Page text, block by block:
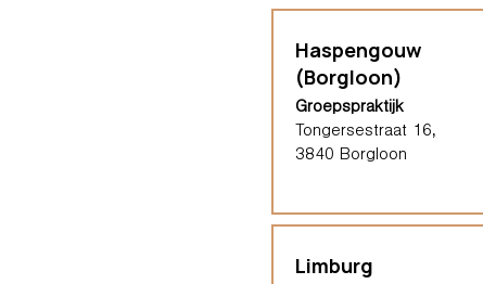
Haspengouw
(Borgloon)
Groepspraktijk
Tongersestraat 16,
3840 Borgloon
Limburg